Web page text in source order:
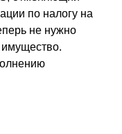
по налогу на
не нужно
имущество.